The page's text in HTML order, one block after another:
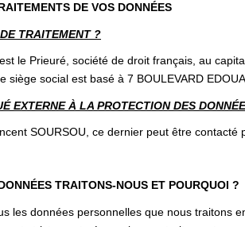
DE VOS DONNÉES
TRAITEMENT ?
le Prieuré, société de droit français, au
siège social est basé à 7 BOULEVARD
EXTERNE À LA PROTECTION DES
SOURSOU, ce dernier peut être
TRAITONS-NOUS ET POURQUOI ?
les données personnelles que nous traitons